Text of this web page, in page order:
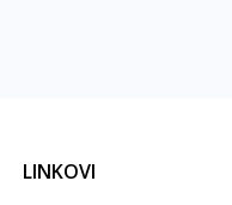
LINKOVI